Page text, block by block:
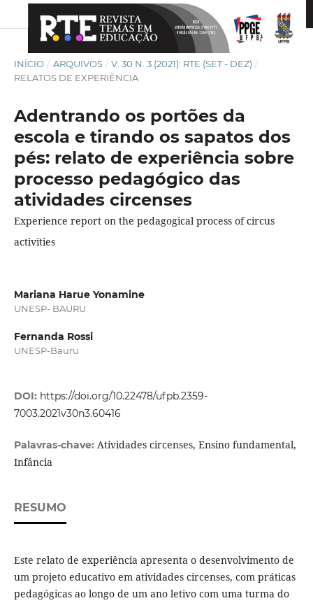
INÍCIO / ARQUIVOS / V. 30 N. 3 (2021): RTE (SET - DEZ) /
RELATOS DE EXPERIÊNCIA
Adentrando os portões da
escola e tirando os sapatos dos
pés: relato de experiência sobre
processo pedagógico das
atividades circenses
Experience report on the pedagogical process of circus
activities
Mariana Harue Yonamine
UNESP- BAURU
Fernanda Rossi
UNESP-Bauru
DOI: https://doi.org/10.22478/ufpb.2359-
7003.2021v30n3.60416
Palavras-chave: Atividades circenses, Ensino fundamental,
Infância
RESUMO
Este relato de experiência apresenta o desenvolvimento de
um projeto educativo em atividades circenses, com práticas
pedagógicas ao longo de um ano letivo com uma turma do